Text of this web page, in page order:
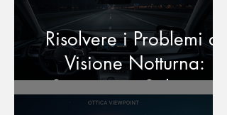
Risolvere i Problemi di
Visione Notturna:
Strategie e Soluzioni